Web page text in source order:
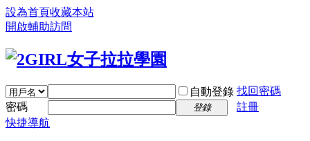
設為首頁收藏本站
開啟輔助訪問
自動登錄 找回密碼
密碼
登錄
註冊
快捷導航